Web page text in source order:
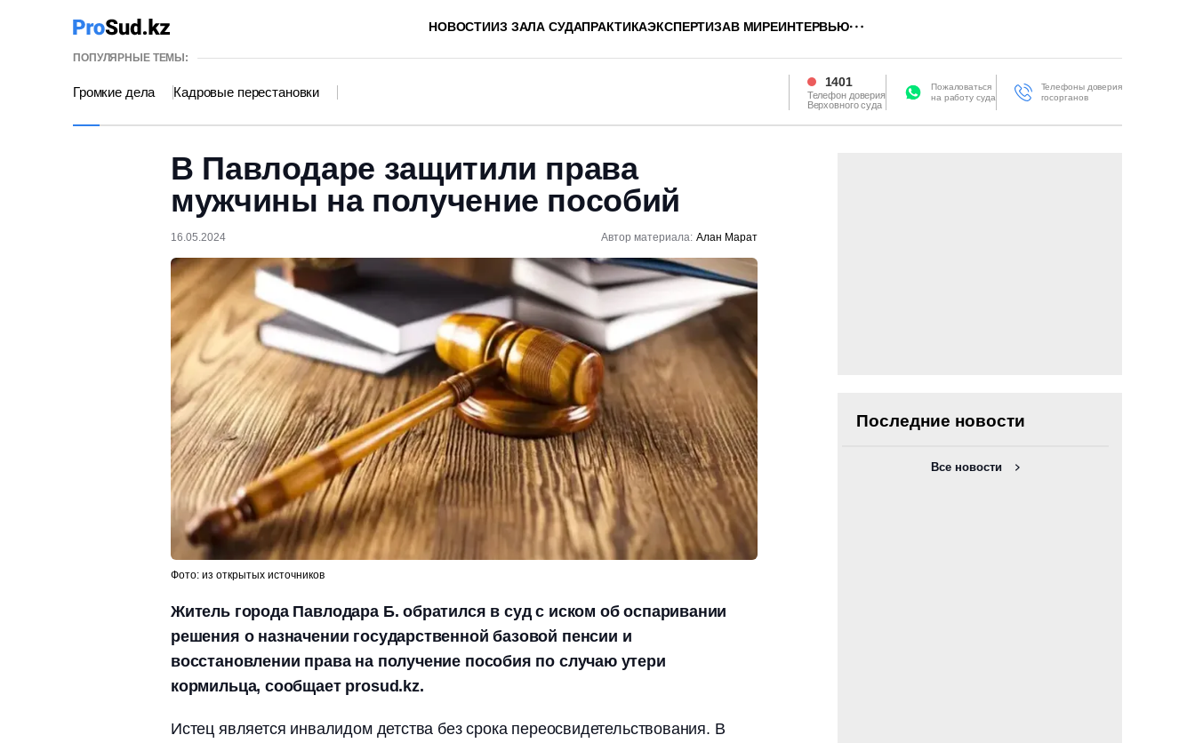
НОВОСТИИЗ ЗАЛА СУДАПРАКТИКАЭКСПЕРТИЗАВ МИРЕИНТЕРВЬЮ
ПОПУЛЯРНЫЕ ТЕМЫ:
Громкие дела Кадровые перестановки
1401
Телефон доверия
Верховного суда
Пожаловаться
на работу суда
Телефоны доверия
госорганов
В Павлодаре защитили права
мужчины на получение пособий
16.05.2024 Автор материала: Алан Марат
Фото: из открытых источников
Житель города Павлодара Б. обратился в суд с иском об оспаривании
решения о назначении государственной базовой пенсии и
восстановлении права на получение пособия по случаю утери
кормильца, сообщает prosud.kz.
Истец является инвалидом детства без срока переосвидетельствования. В
Последние новости
Все новости